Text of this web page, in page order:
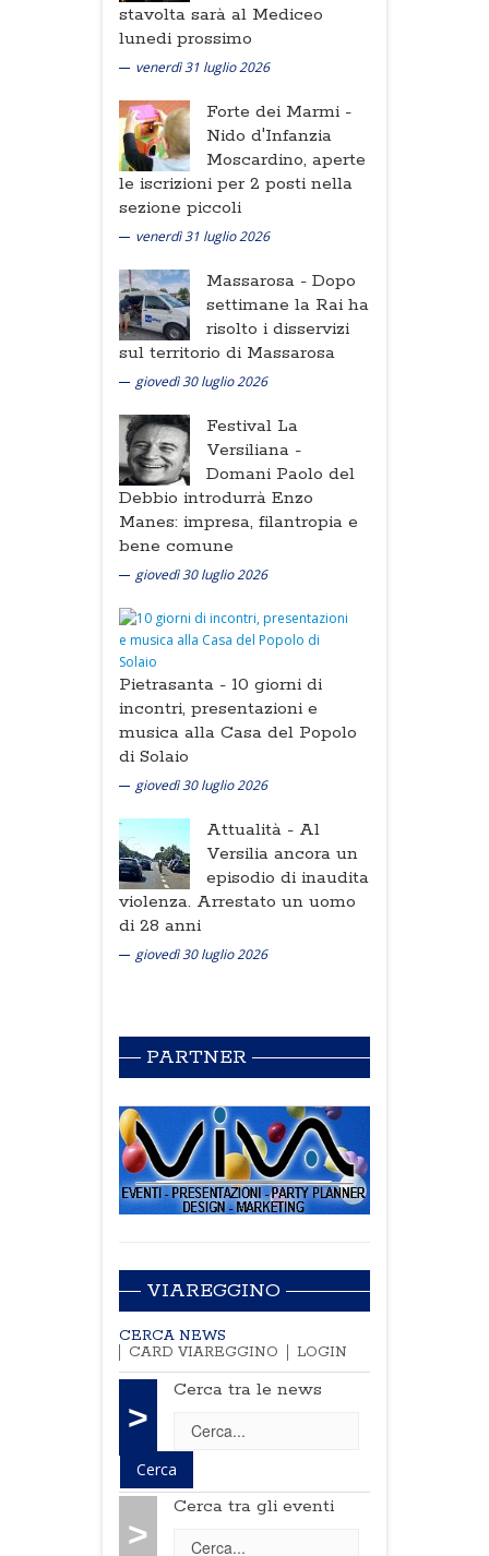
stavolta sarà al Mediceo
lunedi prossimo
venerdì 31 luglio 2026
Forte dei Marmi -
Nido d'Infanzia
Moscardino, aperte
le iscrizioni per 2 posti nella
sezione piccoli
venerdì 31 luglio 2026
Massarosa - Dopo
settimane la Rai ha
risolto i disservizi
sul territorio di Massarosa
giovedì 30 luglio 2026
Festival La
Versiliana -
Domani Paolo del
Debbio introdurrà Enzo
Manes: impresa, filantropia e
bene comune
giovedì 30 luglio 2026
Pietrasanta - 10 giorni di
incontri, presentazioni e
musica alla Casa del Popolo
di Solaio
giovedì 30 luglio 2026
Attualità - Al
Versilia ancora un
episodio di inaudita
violenza. Arrestato un uomo
di 28 anni
giovedì 30 luglio 2026
PARTNER
VIAREGGINO
CERCA NEWS
CARD VIAREGGINO
LOGIN
>
Cerca tra le news
>
Cerca tra gli eventi